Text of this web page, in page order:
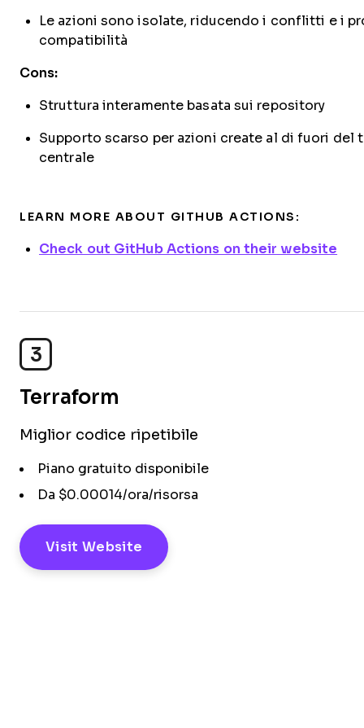
Le azioni sono isolate, riducendo i conflitti e i
compatibilità
Cons:
Struttura interamente basata sui repository
Supporto scarso per azioni create al di fuori del
centrale
LEARN MORE ABOUT GITHUB ACTIONS:
Check out GitHub Actions on their website
3
Terraform
Miglior codice ripetibile
Piano gratuito disponibile
Da $0.00014/ora/risorsa
Visit Website